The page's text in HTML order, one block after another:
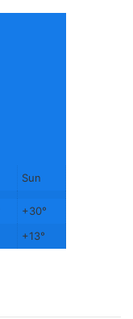
Sun
+30°
+13°